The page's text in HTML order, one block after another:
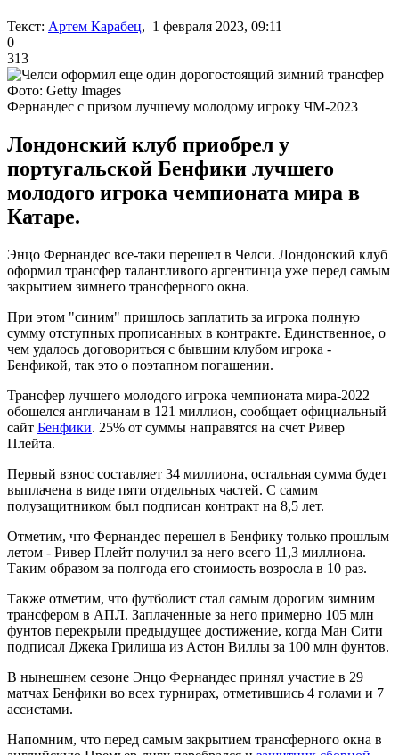
Текст: Артем Карабец, 1 февраля 2023, 09:11
0
313
Фото: Getty Images
Фернандес с призом лучшему молодому игроку ЧМ-2023
Лондонский клуб приобрел у
португальской Бенфики лучшего
молодого игрока чемпионата мира в
Катаре.
Энцо Фернандес все-таки перешел в Челси. Лондонский клуб
оформил трансфер талантливого аргентинца уже перед самым
закрытием зимнего трансферного окна.
При этом "синим" пришлось заплатить за игрока полную
сумму отступных прописанных в контракте. Единственное, о
чем удалось договориться с бывшим клубом игрока -
Бенфикой, так это о поэтапном погашении.
Трансфер лучшего молодого игрока чемпионата мира-2022
обошелся англичанам в 121 миллион, сообщает официальный
сайт Бенфики. 25% от суммы направятся на счет Ривер
Плейта.
Первый взнос составляет 34 миллиона, остальная сумма будет
выплачена в виде пяти отдельных частей. С самим
полузащитником был подписан контракт на 8,5 лет.
Отметим, что Фернандес перешел в Бенфику только прошлым
летом - Ривер Плейт получил за него всего 11,3 миллиона.
Таким образом за полгода его стоимость возросла в 10 раз.
Также отметим, что футболист стал самым дорогим зимним
трансфером в АПЛ. Заплаченные за него примерно 105 млн
фунтов перекрыли предыдущее достижение, когда Ман Сити
подписал Джека Грилиша из Астон Виллы за 100 млн фунтов.
В нынешнем сезоне Энцо Фернандес принял участие в 29
матчах Бенфики во всех турнирах, отметившись 4 голами и 7
ассистами.
Напомним, что перед самым закрытием трансферного окна в